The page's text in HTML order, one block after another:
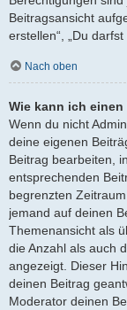
Beitragsansicht
erstellen“, „Du
Nach oben
Wie kann ich
Wenn du nicht
deine eigenen
Beitrag bearbeiten,
entsprechenden
begrenzten
jemand auf deinen
Themenansicht als
die Anzahl als auch
angezeigt. Dieser
deinen Beitrag
Moderator deinen